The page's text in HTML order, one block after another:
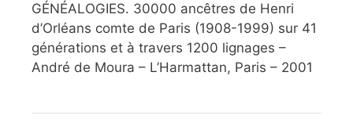
GÉNÉALOGIES. 30000 ancêtres de Henri
d’Orléans comte de Paris (1908-1999) sur 41
générations et à travers 1200 lignages –
André de Moura – L’Harmattan, Paris – 2001